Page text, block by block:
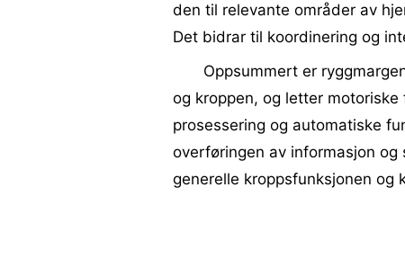
den til relevante områder av
Det bidrar til koordinering og
Oppsummert er
og kroppen, og letter
prosessering og automatiske
overføringen av informasjon
generelle kroppsfunksjonen og